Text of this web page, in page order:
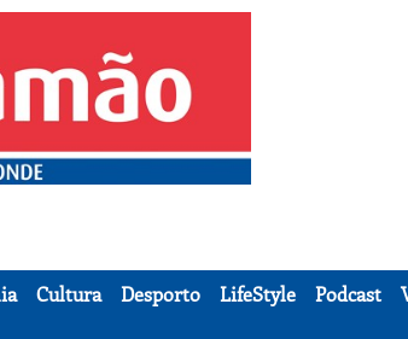
Cultura Desporto LifeStyle Podcast